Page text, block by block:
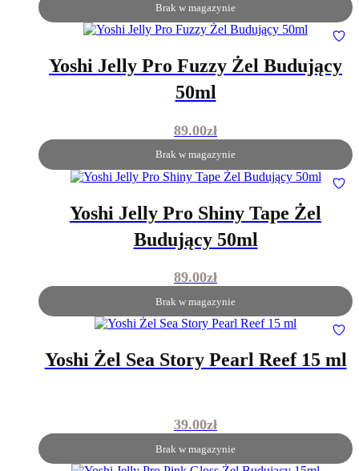
Brak w magazynie
Yoshi Jelly Pro Fuzzy Żel Budujący
50ml
89.00zł
Brak w magazynie
Yoshi Jelly Pro Shiny Tape Żel
Budujący 50ml
89.00zł
Brak w magazynie
Yoshi Żel Sea Story Pearl Reef 15 ml
39.00zł
Brak w magazynie